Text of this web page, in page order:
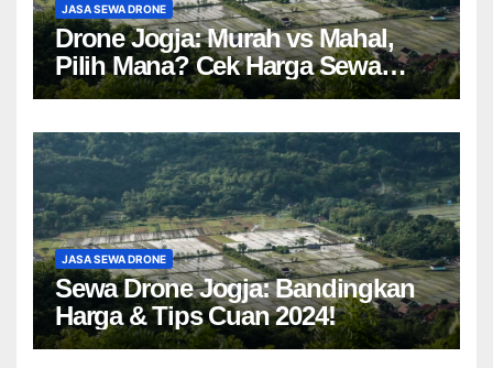
JASA SEWA DRONE
Drone Jogja: Murah vs Mahal,
Pilih Mana? Cek Harga Sewa
Drone Yogyakarta!
JASA SEWA DRONE
Sewa Drone Jogja: Bandingkan
Harga & Tips Cuan 2024!